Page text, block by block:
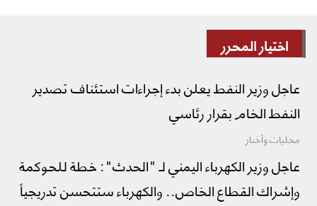
اختيار المحرر
عاجل وزير النفط يعلن بدء إجراءات استئناف تصدير
النفط الخام بقرار رئاسي
محليات وأخبار
عاجل وزير الكهرباء اليمني لـ "الحدث": خطة للحوكمة
وإشراك القطاع الخاص.. والكهرباء ستتحسن تدريجياً